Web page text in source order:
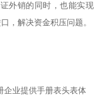
外销的同时，也能实现
，解决资金积压问题。
企业提供手册表头表体